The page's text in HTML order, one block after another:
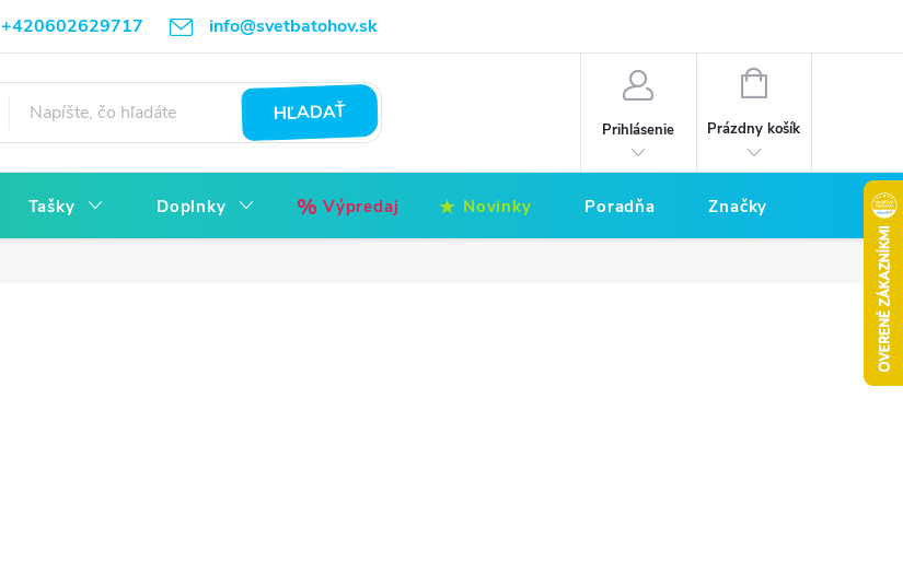
+420602629717 info@svetbatohov.sk
Všetko o Nákupu Napíšte nám Reklamácia bez starostí
HĽADAŤ
Prihlásenie
NÁKUPNÝ
Prázdny košík
Tašky Doplnky Výpredaj Novinky Poradňa Značky